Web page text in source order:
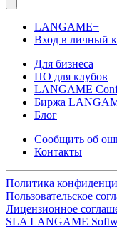
LANGAME+
Вход в личный
Для бизнеса
ПО для клубов
LANGAME
Биржа
Блог
Сообщить об
Контакты
Политика
Пользовательское
Лицензионное
SLA LANGAME